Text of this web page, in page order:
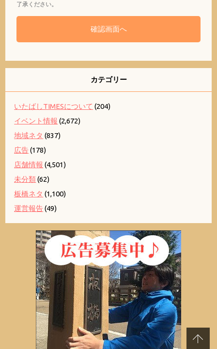
了承ください。
カテゴリー
いたばしTIMESについて (204)
イベント情報 (2,672)
地域ネタ (837)
広告(178)
店舗情報 (4,501)
未分類(62)
板橋ネタ (1,100)
運営報告(49)